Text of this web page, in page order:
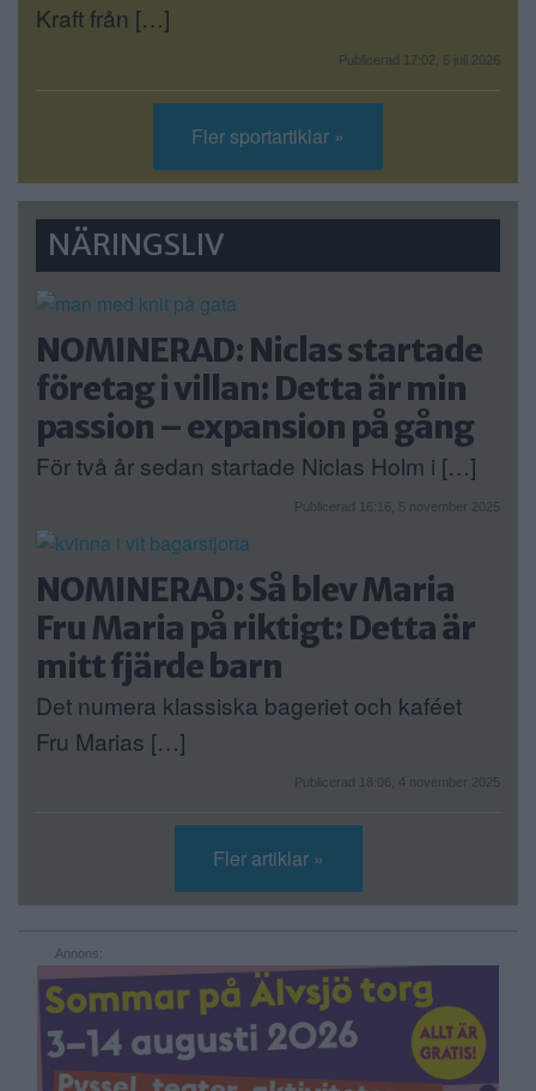
Kraft från […]
Publicerad 17:02, 6 juli 2026
Fler sportartiklar »
NÄRINGSLIV
NOMINERAD: Niclas startade
företag i villan: Detta är min
passion – expansion på gång
För två år sedan startade Niclas Holm i […]
Publicerad 16:16, 5 november 2025
NOMINERAD: Så blev Maria
Fru Maria på riktigt: Detta är
mitt fjärde barn
Det numera klassiska bageriet och kaféet
Fru Marias […]
Publicerad 18:06, 4 november 2025
Fler artiklar »
Annons: